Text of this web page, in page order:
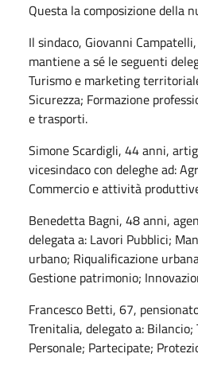
Questa la composizione della
Il sindaco, Giovanni
mantiene a sé le seguenti
Turismo e marketing
Sicurezza; Formazione
e trasporti.
Simone Scardigli, 44 anni,
vicesindaco con deleghe ad:
Commercio e attività
Benedetta Bagni, 48 anni,
delegata a: Lavori Pubblici;
urbano; Riqualificazione
Gestione patrimonio;
Francesco Betti, 67,
Trenitalia, delegato a:
Personale; Partecipate;